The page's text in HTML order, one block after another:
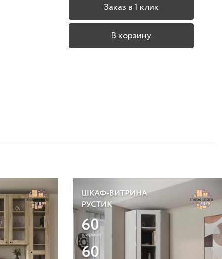
Заказ в 1 клик
В корзину